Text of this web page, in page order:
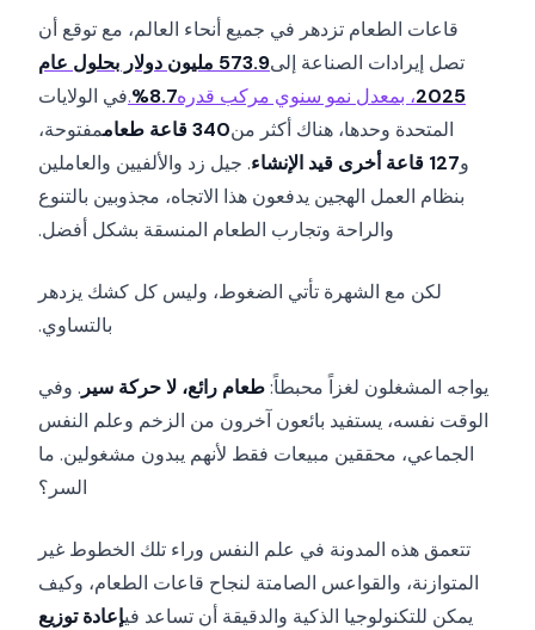
قاعات الطعام تزدهر في جميع أنحاء العالم، مع توقع أن
تصل إيرادات الصناعة إلى
573.9 مليون دولار بحلول عام
2025، بمعدل نمو سنوي مركب قدره8.7%
.في الولايات
المتحدة وحدها، هناك أكثر من340 قاعة طعام
مفتوحة،
و127 قاعة أخرى قيد الإنشاء
. جيل زد والألفيين والعاملين
بنظام العمل الهجين يدفعون هذا الاتجاه، مجذوبين بالتنوع
والراحة وتجارب الطعام المنسقة بشكل أفضل.
لكن مع الشهرة تأتي الضغوط، وليس كل كشك يزدهر
بالتساوي.
يواجه المشغلون لغزاً محبطاً:طعام رائع، لا حركة سير . وفي
الوقت نفسه، يستفيد بائعون آخرون من الزخم وعلم النفس
الجماعي، محققين مبيعات فقط لأنهم يبدون مشغولين. ما
السر؟
تتعمق هذه المدونة في علم النفس وراء تلك الخطوط غير
المتوازنة، والقواعس الصامتة لنجاح قاعات الطعام، وكيف
يمكن للتكنولوجيا الذكية والدقيقة أن تساعد فيإعادة توزيع